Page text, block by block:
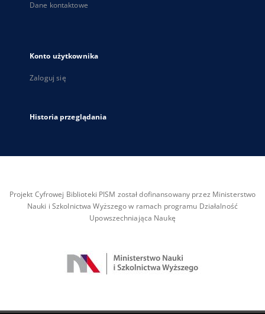
Dane kontaktowe
Konto użytkownika
Zaloguj się
Historia przeglądania
Projekt Cyfrowej Biblioteki PISM został dofinansowany przez Ministerstwo
Nauki i Szkolnictwa Wyższego w ramach programu Działalność
Upowszechniająca Naukę